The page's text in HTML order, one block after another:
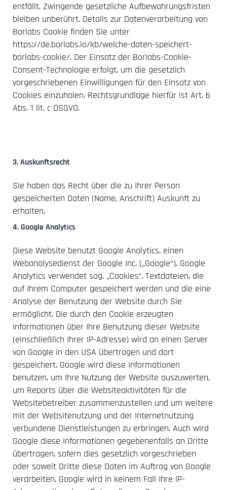
entfällt. Zwingende gesetzliche Aufbewahrungsfristen
bleiben unberührt. Details zur Datenverarbeitung von
Borlabs Cookie finden Sie unter
https://de.borlabs.io/kb/welche-daten-speichert-
borlabs-cookie/. Der Einsatz der Borlabs-Cookie-
Consent-Technologie erfolgt, um die gesetzlich
vorgeschriebenen Einwilligungen für den Einsatz von
Cookies einzuholen. Rechtsgrundlage hierfür ist Art. 6
Abs. 1 lit. c DSGVO.
3. Auskunftsrecht
Sie haben das Recht über die zu Ihrer Person
gespeicherten Daten (Name, Anschrift) Auskunft zu
erhalten.
4. Google Analytics
Diese Website benutzt Google Analytics, einen
Webanalysedienst der Google Inc. („Google“). Google
Analytics verwendet sog. „Cookies“, Textdateien, die
auf Ihrem Computer gespeichert werden und die eine
Analyse der Benutzung der Website durch Sie
ermöglicht. Die durch den Cookie erzeugten
Informationen über Ihre Benutzung dieser Website
(einschließlich Ihrer IP-Adresse) wird an einen Server
von Google in den USA übertragen und dort
gespeichert. Google wird diese Informationen
benutzen, um Ihre Nutzung der Website auszuwerten,
um Reports über die Websiteaktivitäten für die
Websitebetreiber zusammenzustellen und um weitere
mit der Websitenutzung und der Internetnutzung
verbundene Dienstleistungen zu erbringen. Auch wird
Google diese Informationen gegebenenfalls an Dritte
übertragen, sofern dies gesetzlich vorgeschrieben
oder soweit Dritte diese Daten im Auftrag von Google
verarbeiten. Google wird in keinem Fall Ihre IP-